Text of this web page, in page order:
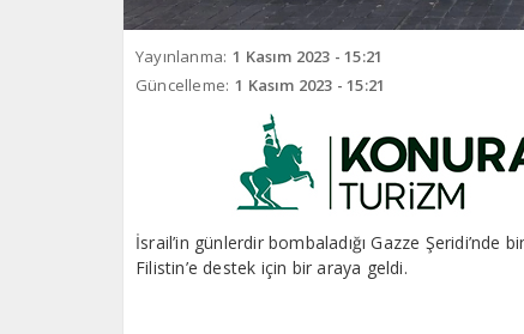
Yayınlanma: 1 Kasım 2023 - 15:21
Güncelleme: 1 Kasım 2023 - 15:21
İsrail’in günlerdir bombaladığı Gazze Şeridi’nde
Filistin’e destek için bir araya geldi.